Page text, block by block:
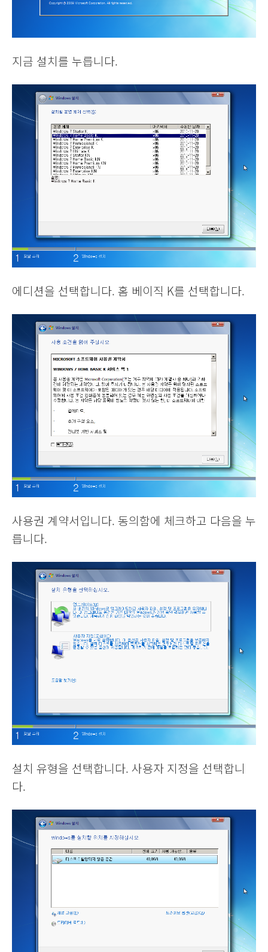
지금 설치를 누릅니다.
에디션을 선택합니다. 홈 베이직 K를 선택합니다.
사용권 계약서입니다. 동의함에 체크하고 다음을 누
릅니다.
설치 유형을 선택합니다. 사용자 지정을 선택합니
다.